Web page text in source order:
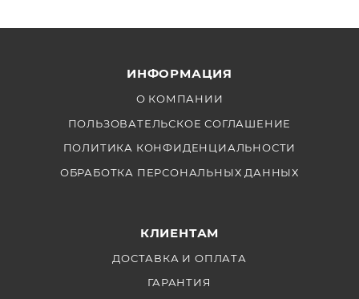
ИНФОРМАЦИЯ
О КОМПАНИИ
ПОЛЬЗОВАТЕЛЬСКОЕ СОГЛАШЕНИЕ
ПОЛИТИКА КОНФИДЕНЦИАЛЬНОСТИ
ОБРАБОТКА ПЕРСОНАЛЬНЫХ ДАННЫХ
КЛИЕНТАМ
ДОСТАВКА И ОПЛАТА
ГАРАНТИЯ